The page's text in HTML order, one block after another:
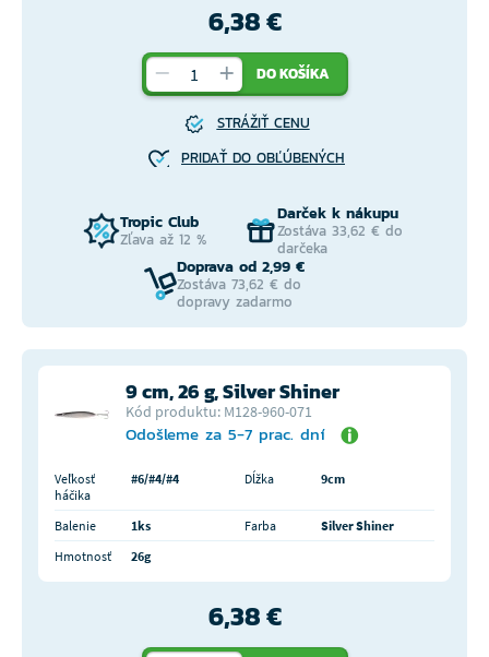
6,38 €
DO KOŠÍKA
STRÁŽIŤ CENU
PRIDAŤ DO OBĽÚBENÝCH
Tropic Club
Zľava až 12 %
Darček k nákupu
Zostáva 33,62 € do
darčeka
Doprava od 2,99 €
Zostáva 73,62 € do
dopravy zadarmo
9 cm, 26 g, Silver Shiner
Kód produktu: M128-960-071
Odošleme za 5-7 prac. dní
Veľkosť
háčika
#6/#4/#4 Dĺžka 9cm
Balenie 1ks Farba
Silver Shiner
Hmotnosť
26g
6,38 €